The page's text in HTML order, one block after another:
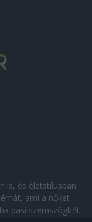
is, és életstílusban
ami a nőket
pasi szemszögből.